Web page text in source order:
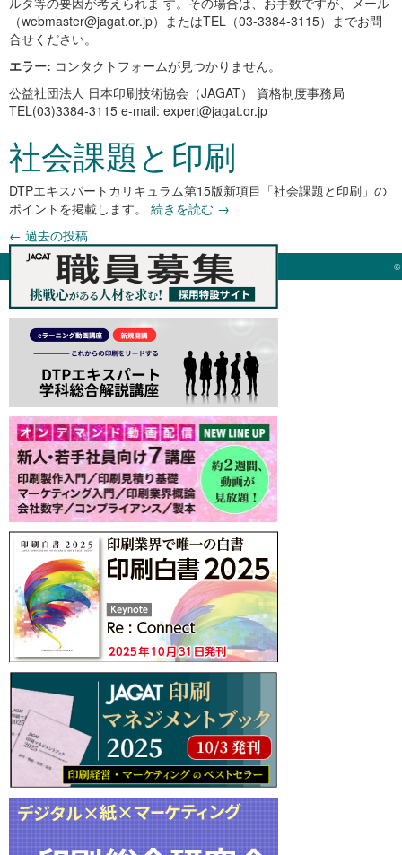
（webmaster@jagat.or.jp）またはTEL（03-3384-3115）までお問
合せください。
エラー: コンタクトフォームが見つかりません。
公益社団法人 日本印刷技術協会（JAGAT） 資格制度事務局
TEL(03)3384-3115 e-mail: expert@jagat.or.jp
社会課題と印刷
DTPエキスパートカリキュラム第15版新項目「社会課題と印刷」の
ポイントを掲載します。 続きを読む →
← 過去の投稿
©